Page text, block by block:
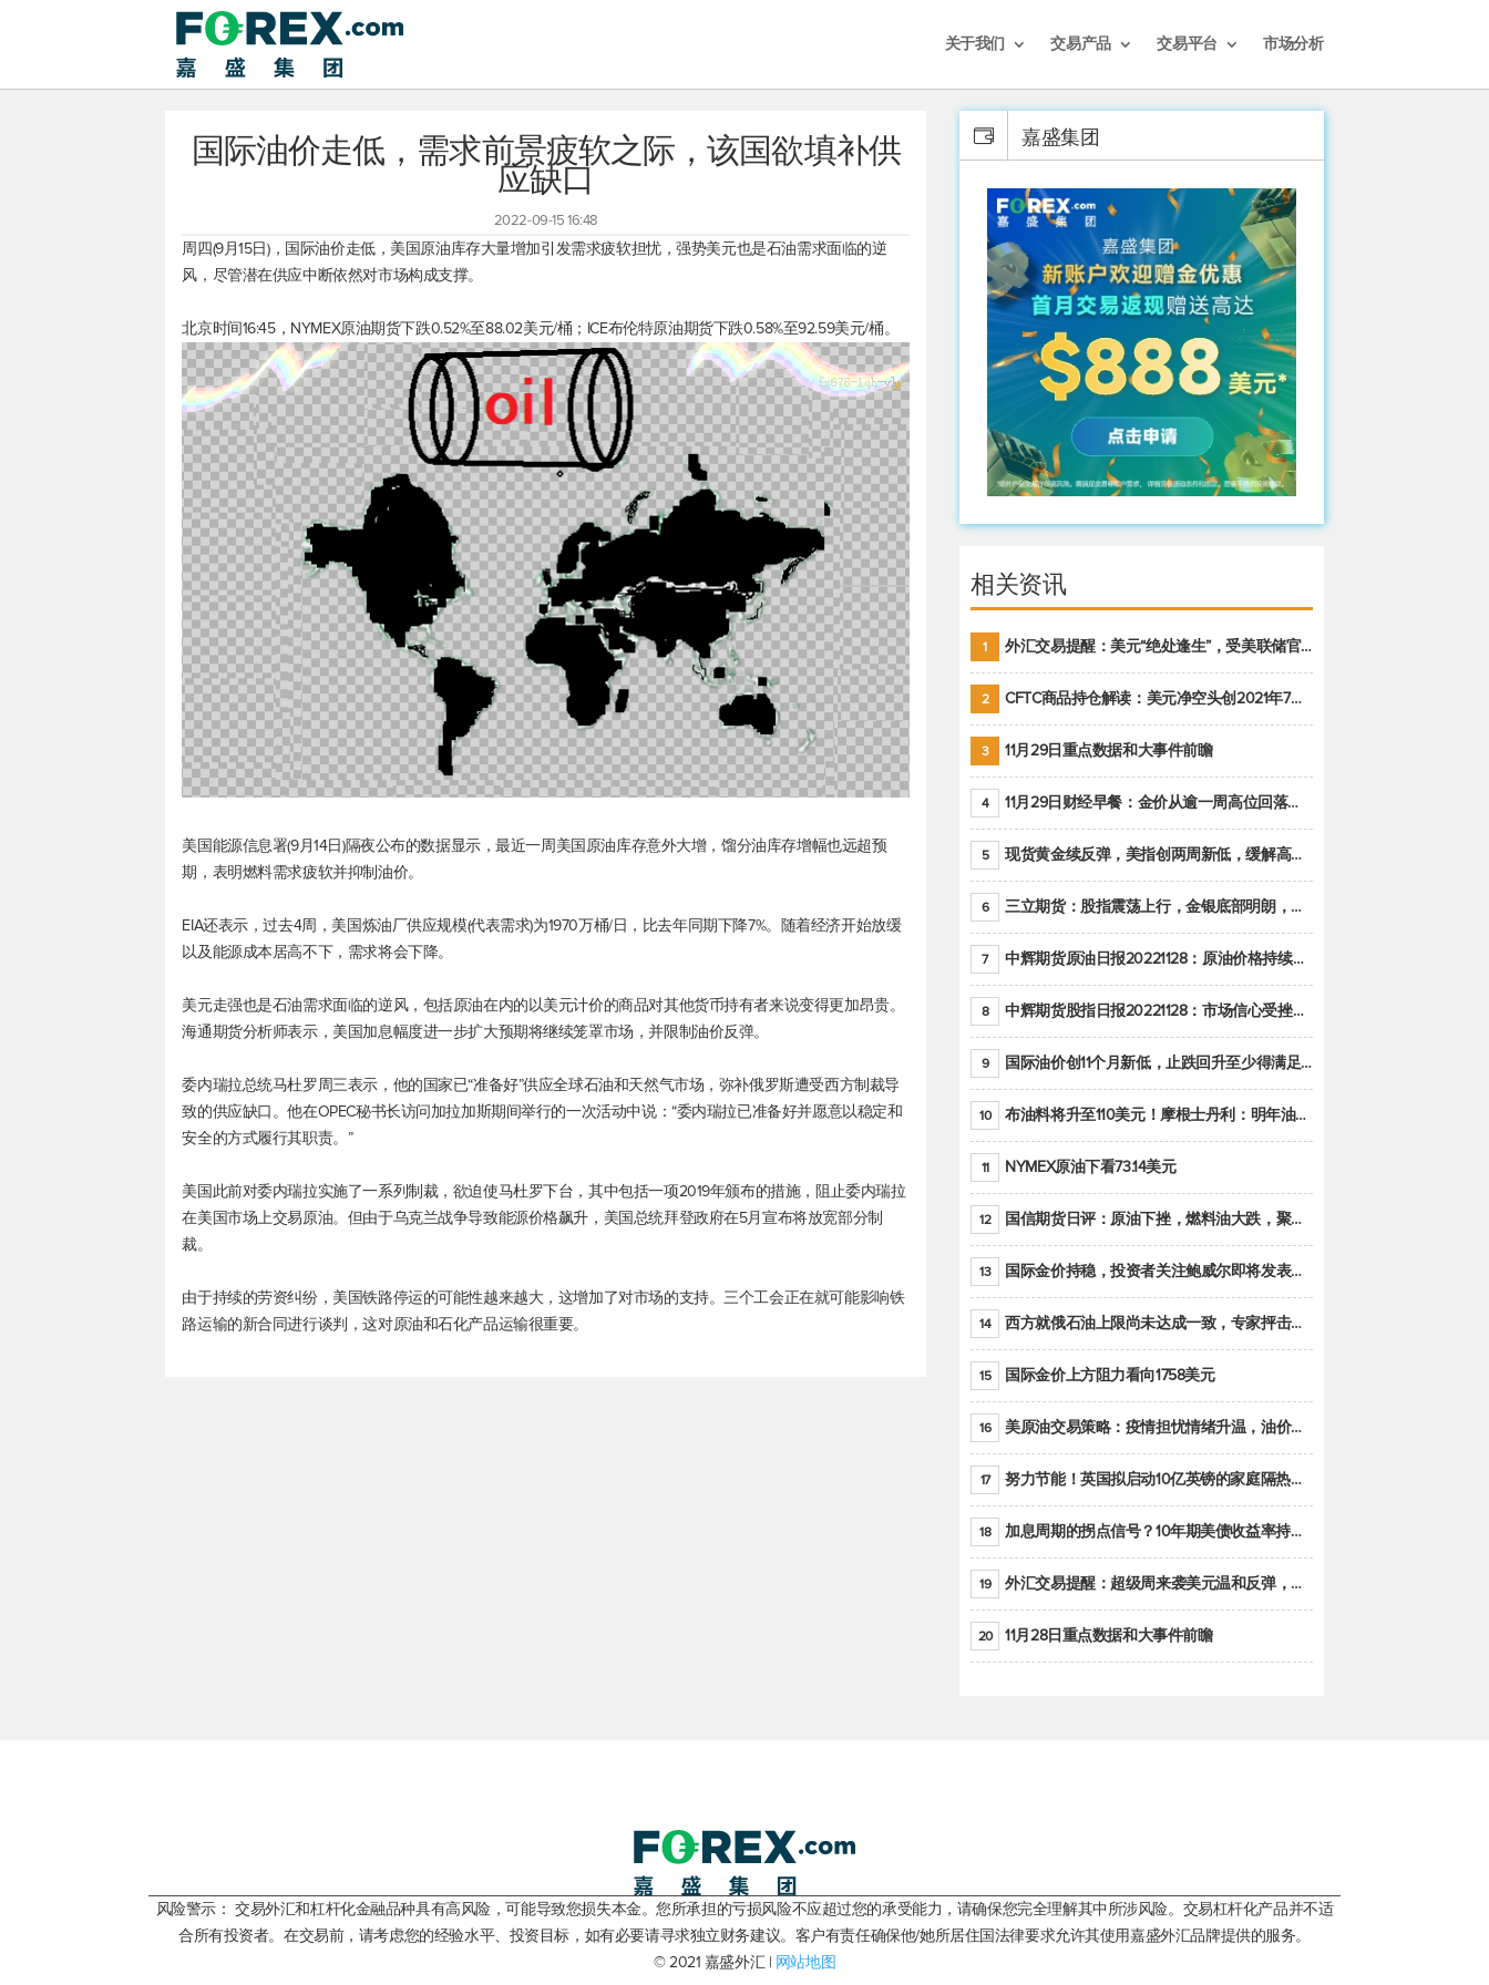
关于我们 交易产品 交易平台 市场分析
国际油价走低，需求前景疲软之际，该国欲填补供
应缺口
2022-09-15 16:48
周四(9月15日)，国际油价走低，美国原油库存大量增加引发需求疲软担忧，强势美元也是石油需求面临的逆
风，尽管潜在供应中断依然对市场构成支撑。
北京时间16:45，NYMEX原油期货下跌0.52%至88.02美元/桶；ICE布伦特原油期货下跌0.58%至92.59美元/桶。
美国能源信息署(9月14日)隔夜公布的数据显示，最近一周美国原油库存意外大增，馏分油库存增幅也远超预
期，表明燃料需求疲软并抑制油价。
EIA还表示，过去4周，美国炼油厂供应规模(代表需求)为1970万桶/日，比去年同期下降7%。随着经济开始放缓
以及能源成本居高不下，需求将会下降。
美元走强也是石油需求面临的逆风，包括原油在内的以美元计价的商品对其他货币持有者来说变得更加昂贵。
海通期货分析师表示，美国加息幅度进一步扩大预期将继续笼罩市场，并限制油价反弹。
委内瑞拉总统马杜罗周三表示，他的国家已“准备好”供应全球石油和天然气市场，弥补俄罗斯遭受西方制裁导
致的供应缺口。他在OPEC秘书长访问加拉加斯期间举行的一次活动中说：“委内瑞拉已准备好并愿意以稳定和
安全的方式履行其职责。”
美国此前对委内瑞拉实施了一系列制裁，欲迫使马杜罗下台，其中包括一项2019年颁布的措施，阻止委内瑞拉
在美国市场上交易原油。但由于乌克兰战争导致能源价格飙升，美国总统拜登政府在5月宣布将放宽部分制
裁。
由于持续的劳资纠纷，美国铁路停运的可能性越来越大，这增加了对市场的支持。三个工会正在就可能影响铁
路运输的新合同进行谈判，这对原油和石化产品运输很重要。
嘉盛集团
相关资讯
1 外汇交易提醒：美元“绝处逢生”，受美联储官员鹰派讲话支撑
2 CFTC商品持仓解读：美元净空头创2021年7月以来最大，黄金期货投机性净多头头寸减少
3 11月29日重点数据和大事件前瞻
4 11月29日财经早餐：金价从逾一周高位回落，美联储官员重申鹰派立场推动美元回升
5 现货黄金续反弹，美指创两周新低，缓解高通胀美国须治本
6 三立期货：股指震荡上行，金银底部明朗，原油偏弱走势(20221128收评)
7 中辉期货原油日报20221128：原油价格持续下降，市场关注OPEC+新一轮产能政策
8 中辉期货股指日报20221128：市场信心受挫，股指全线回调
9 国际油价创11个月新低，止跌回升至少得满足二大条件之一
10 布油料将升至110美元！摩根士丹利：明年油市面临七大不确定性
11 NYMEX原油下看73.14美元
12 国信期货日评：原油下挫，燃料油大跌，聚烯烃谨慎回调
13 国际金价持稳，投资者关注鲍威尔即将发表的讲话
14 西方就俄石油上限尚未达成一致，专家抨击限价是无用功
15 国际金价上方阻力看向1758美元
16 美原油交易策略：疫情担忧情绪升温，油价跌创年内新低
17 努力节能！英国拟启动10亿英镑的家庭隔热工程 减少能源消耗
18 加息周期的拐点信号？10年期美债收益率持续低于联邦基金利率目标区间
19 外汇交易提醒：超级周来袭美元温和反弹，警惕筑底可能性
20 11月28日重点数据和大事件前瞻
风险警示： 交易外汇和杠杆化金融品种具有高风险，可能导致您损失本金。您所承担的亏损风险不应超过您的承受能力，请确保您完全理解其中所涉风险。交易杠杆化产品并不适
合所有投资者。在交易前，请考虑您的经验水平、投资目标，如有必要请寻求独立财务建议。客户有责任确保他/她所居住国法律要求允许其使用嘉盛外汇品牌提供的服务。
© 2021 嘉盛外汇 | 网站地图